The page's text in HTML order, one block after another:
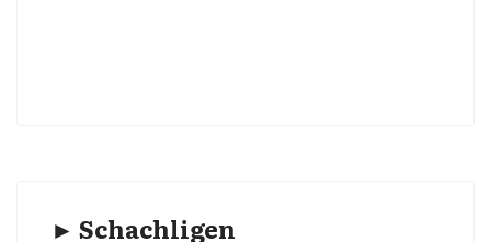
► Schachligen